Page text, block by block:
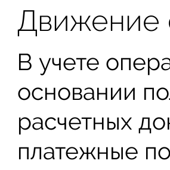
Движение
В учете
основании
расчетных
платежные